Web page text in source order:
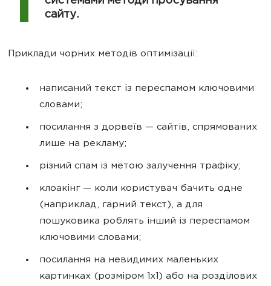
сайту.
Приклади чорних методів оптимізації:
написаний текст із переспамом ключовими
словами;
посилання з дорвеїв — сайтів, спрямованих
лише на рекламу;
різний спам із метою залучення трафіку;
клоакінг — коли користувач бачить одне
(наприклад, гарний текст), а для
пошуковика роблять інший із переспамом
ключовими словами;
посилання на невидимих маленьких
картинках (розміром 1х1) або на розділових